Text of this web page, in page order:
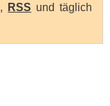
, RSS und täglich